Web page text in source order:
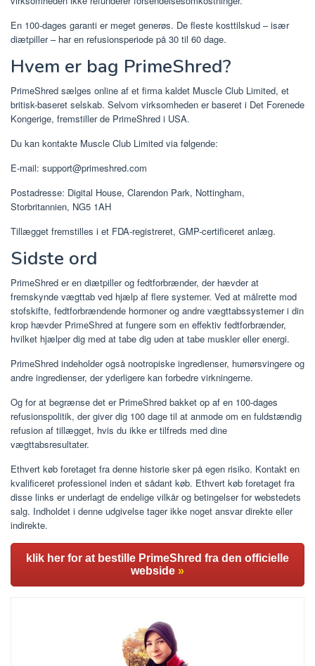
En 100-dages garanti er meget generøs. De fleste kosttilskud – især
diætpiller – har en refusionsperiode på 30 til 60 dage.
Hvem er bag PrimeShred?
PrimeShred sælges online af et firma kaldet Muscle Club Limited, et
britisk-baseret selskab. Selvom virksomheden er baseret i Det Forenede
Kongerige, fremstiller de PrimeShred i USA.
Du kan kontakte Muscle Club Limited via følgende:
E-mail: support@primeshred.com
Postadresse: Digital House, Clarendon Park, Nottingham,
Storbritannien, NG5 1AH
Tillægget fremstilles i et FDA-registreret, GMP-certificeret anlæg.
Sidste ord
PrimeShred er en diætpiller og fedtforbrænder, der hævder at
fremskynde vægttab ved hjælp af flere systemer. Ved at målrette mod
stofskifte, fedtforbrændende hormoner og andre vægttabssystemer i din
krop hævder PrimeShred at fungere som en effektiv fedtforbrænder,
hvilket hjælper dig med at tabe dig uden at tabe muskler eller energi.
PrimeShred indeholder også nootropiske ingredienser, humørsvingere og
andre ingredienser, der yderligere kan forbedre virkningerne.
Og for at begrænse det er PrimeShred bakket op af en 100-dages
refusionspolitik, der giver dig 100 dage til at anmode om en fuldstændig
refusion af tillægget, hvis du ikke er tilfreds med dine
vægttabsresultater.
Ethvert køb foretaget fra denne historie sker på egen risiko. Kontakt en
kvalificeret professionel inden et sådant køb. Ethvert køb foretaget fra
disse links er underlagt de endelige vilkår og betingelser for webstedets
salg. Indholdet i denne udgivelse tager ikke noget ansvar direkte eller
indirekte.
klik her for at bestille PrimeShred fra den officielle
webside »